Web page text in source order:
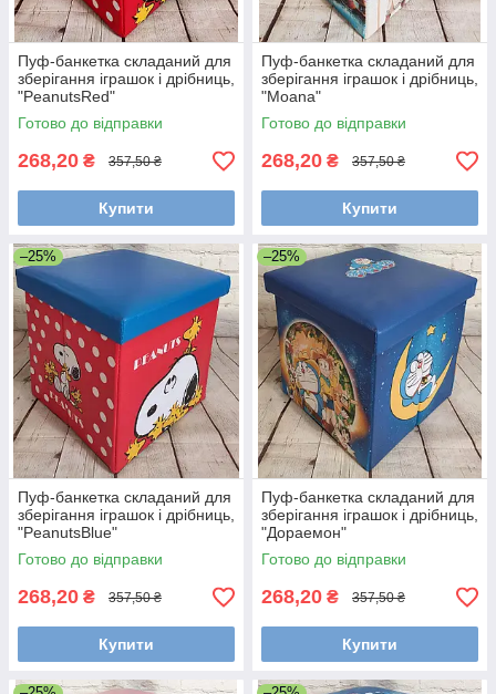
Пуф-банкетка складаний для
зберігання іграшок і дрібниць,
"PeanutsRed"
Готово до відправки
268,20 ₴ 357,50 ₴
Купити
Пуф-банкетка складаний для
зберігання іграшок і дрібниць,
"Moana"
Готово до відправки
268,20 ₴ 357,50 ₴
Купити
–25%
Пуф-банкетка складаний для
зберігання іграшок і дрібниць,
"PeanutsBlue"
Готово до відправки
268,20 ₴ 357,50 ₴
Купити
–25%
Пуф-банкетка складаний для
зберігання іграшок і дрібниць,
"Дораемон"
Готово до відправки
268,20 ₴ 357,50 ₴
Купити